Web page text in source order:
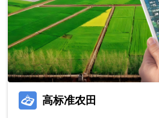
高标准农田